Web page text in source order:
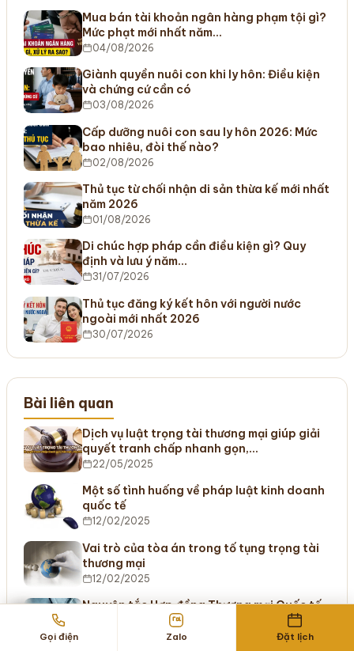
Mua bán tài khoản ngân hàng phạm tội gì?
Mức phạt mới nhất năm…
04/08/2026
Giành quyền nuôi con khi ly hôn: Điều kiện
và chứng cứ cần có
03/08/2026
Cấp dưỡng nuôi con sau ly hôn 2026: Mức
bao nhiêu, đòi thế nào?
02/08/2026
Thủ tục từ chối nhận di sản thừa kế mới nhất
năm 2026
01/08/2026
Di chúc hợp pháp cần điều kiện gì? Quy
định và lưu ý năm…
31/07/2026
Thủ tục đăng ký kết hôn với người nước
ngoài mới nhất 2026
30/07/2026
Bài liên quan
Dịch vụ luật trọng tài thương mại giúp giải
quyết tranh chấp nhanh gọn,…
22/05/2025
Một số tình huống về pháp luật kinh doanh
quốc tế
12/02/2025
Vai trò của tòa án trong tố tụng trọng tài
thương mại
12/02/2025
Nguyên tắc Hợp đồng Thương mại Quốc tế
Gọi điện
Zalo Đặt lịch